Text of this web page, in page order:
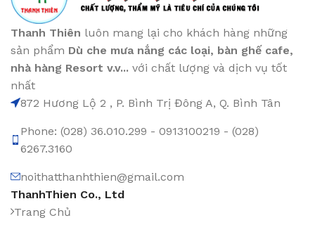
Thanh Thiên luôn mang lại cho khách hàng những
sản phẩm Dù che mưa nắng các loại, bàn ghế cafe,
nhà hàng Resort v.v... với chất lượng và dịch vụ tốt
nhất
872 Hương Lộ 2 , P. Bình Trị Đông A, Q. Bình Tân
Phone: (028) 36.010.299 - 0913100219 - (028)
6267.3160
noithatthanhthien@gmail.com
ThanhThien Co., Ltd
Trang Chủ